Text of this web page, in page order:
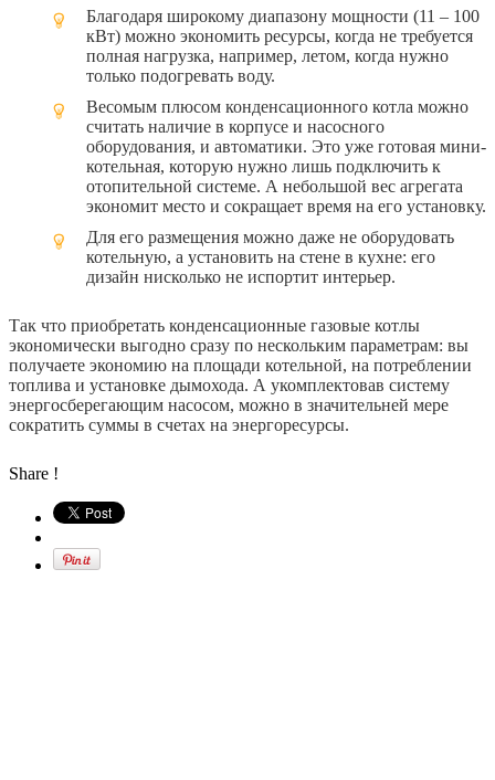
Благодаря широкому диапазону мощности (11 – 100
кВт) можно экономить ресурсы, когда не требуется
полная нагрузка, например, летом, когда нужно
только подогревать воду.
Весомым плюсом конденсационного котла можно
считать наличие в корпусе и насосного
оборудования, и автоматики. Это уже готовая мини-
котельная, которую нужно лишь подключить к
отопительной системе. А небольшой вес агрегата
экономит место и сокращает время на его установку.
Для его размещения можно даже не оборудовать
котельную, а установить на стене в кухне: его
дизайн нисколько не испортит интерьер.
Так что приобретать конденсационные газовые котлы
экономически выгодно сразу по нескольким параметрам: вы
получаете экономию на площади котельной, на потреблении
топлива и установке дымохода. А укомплектовав систему
энергосберегающим насосом, можно в значительней мере
сократить суммы в счетах на энергоресурсы.
Share !